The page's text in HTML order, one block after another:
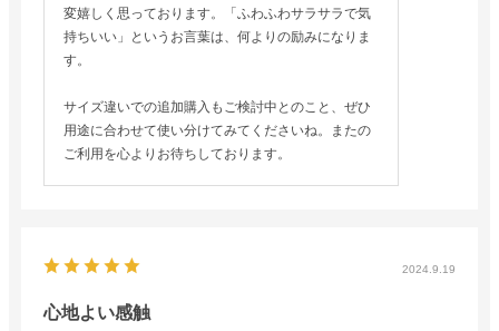
変嬉しく思っております。「ふわふわサラサラで気
持ちいい」というお言葉は、何よりの励みになりま
す。
サイズ違いでの追加購入もご検討中とのこと、ぜひ
用途に合わせて使い分けてみてくださいね。またの
ご利用を心よりお待ちしております。
2024.9.19
心地よい感触